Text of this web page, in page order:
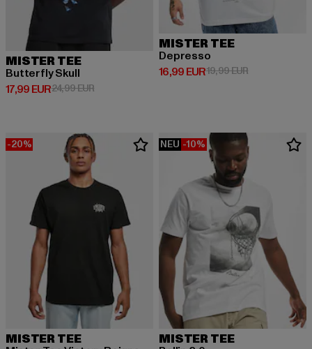
MISTER TEE
Butterfly Skull
17,99 EUR
Derzeitiger Preis: 17,99 EUR
24,99 EURAktionspreis: 24,99 EUR
MISTER TEE
Depresso
16,99 EUR
Derzeitiger Preis: 16,99 EUR
19,99 EURAktionspreis:
-20%
MISTER TEE
NEU -10%
MISTER TEE